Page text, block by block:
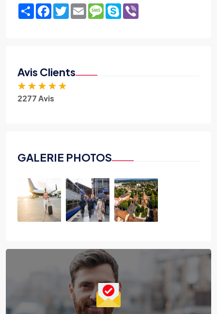
ShareFacebook
TwitterEmailMessage
Skype
Avis Clients
★ ★ ★ ★ ★
2277 Avis
GALERIE PHOTOS